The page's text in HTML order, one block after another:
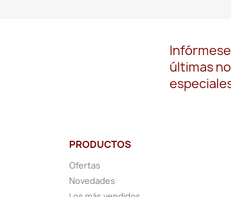
últimas
PRODUCTOS
Ofertas
Novedades